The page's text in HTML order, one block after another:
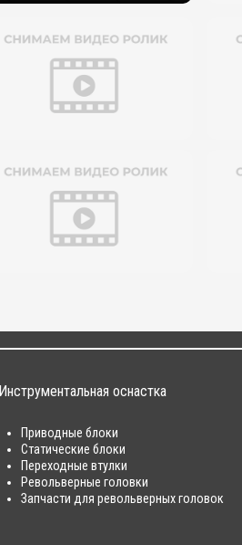
Инструментальная оснастка
Приводные блоки
Статические блоки
Переходные втулки
Револьверные головки
Запчасти для револьверных головок